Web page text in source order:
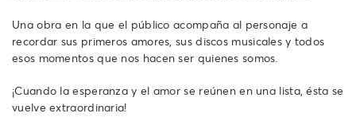
Una obra en la que el público acompaña al personaje a
recordar sus primeros amores, sus discos musicales y todos
esos momentos que nos hacen ser quienes somos.
¡Cuando la esperanza y el amor se reúnen en una lista, ésta se
vuelve extraordinaria!